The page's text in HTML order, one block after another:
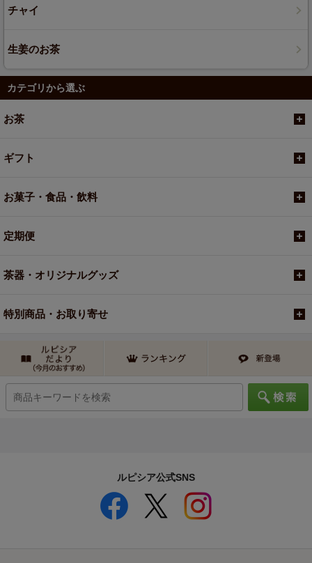
チャイ
生姜のお茶
カテゴリから選ぶ
お茶
ギフト
お菓子・食品・飲料
定期便
茶器・オリジナルグッズ
特別商品・お取り寄せ
ルピシア公式SNS